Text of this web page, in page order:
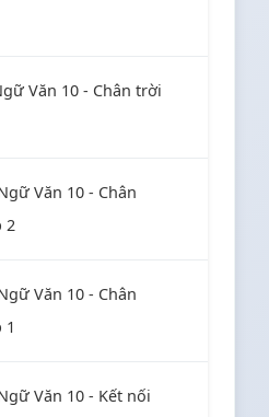
Văn 10 - Chân trời
Văn 10 - Chân
2
Văn 10 - Chân
Văn 10 - Kết nối